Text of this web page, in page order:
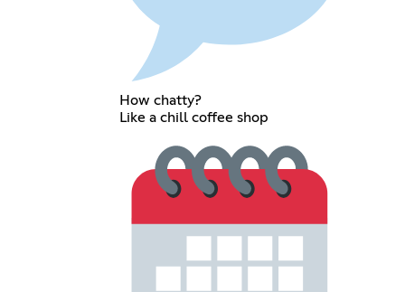
How chatty?
Like a chill coffee shop